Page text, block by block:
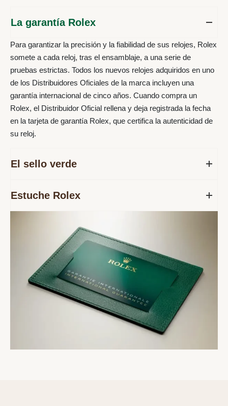
La garantía Rolex
Para garantizar la precisión y la fiabilidad de sus relojes, Rolex
somete a cada reloj, tras el ensamblaje, a una serie de
pruebas estrictas. Todos los nuevos relojes adquiridos en uno
de los Distribuidores Oficiales de la marca incluyen una
garantía internacional de cinco años. Cuando compra un
Rolex, el Distribuidor Oficial rellena y deja registrada la fecha
en la tarjeta de garantía Rolex, que certifica la autenticidad de
su reloj.
El sello verde
Estuche Rolex